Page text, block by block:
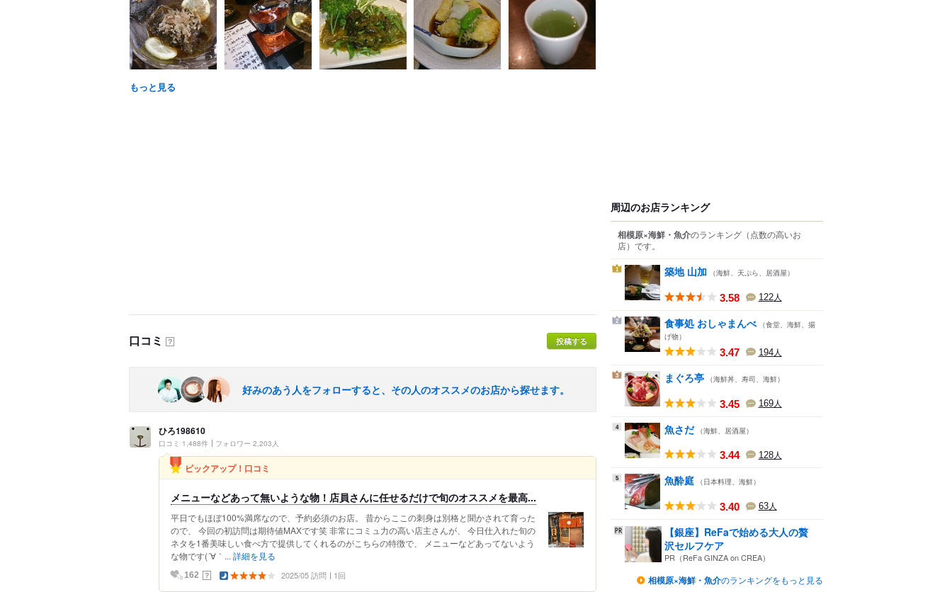
もっと見る
口コミ ？ 投稿する
好みのあう人をフォローすると、その人のオススメのお店から探せます。
ひろ198610
口コミ 1,488件 フォロワー 2,203人
ピックアップ！口コミ
メニューなどあって無いような物！店員さんに任せるだけで旬のオススメを最高...
平日でもほぼ100%満席なので、予約必須のお店。 昔からここの刺身は別格と聞かされて育った
ので、 今回の初訪問は期待値MAXです笑 非常にコミュ力の高い店主さんが、 今日仕入れた旬の
ネタを1番美味しい食べ方で提供してくれるのがこちらの特徴で、 メニューなどあってないよう
な物です(´∀｀... 詳細を見る
162 ？ 2025/05 訪問 1回
周辺のお店ランキング
相模原×海鮮・魚介のランキング （点数の高いお
店） です。
1 築地 山加 （海鮮、天ぷら、居酒屋）
3.58 122人
2 食事処 おしゃまんべ （食堂、海鮮、揚
げ物）
3.47 194人
3 まぐろ亭 （海鮮丼、寿司、海鮮）
3.45 169人
4 魚さだ （海鮮、居酒屋）
3.44 128人
5 魚酔庭 （日本料理、海鮮）
3.40 63人
【銀座】ReFaで始める大人の贅
沢セルフケア
PR（ReFa GINZA on CREA）
相模原×海鮮・魚介のランキングをもっと見る